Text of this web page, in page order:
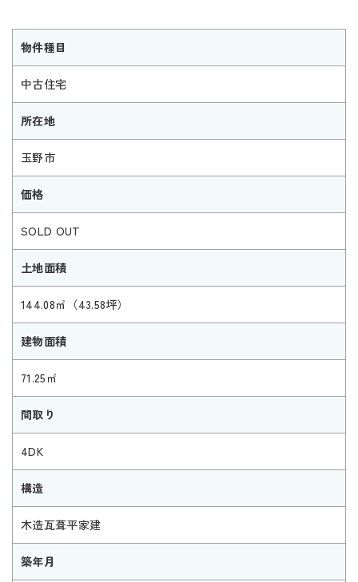
物件種目
中古住宅
所在地
玉野市
価格
SOLD OUT
土地面積
144.08㎡（43.58坪）
建物面積
71.25㎡
間取り
4DK
構造
木造瓦葺平家建
築年月